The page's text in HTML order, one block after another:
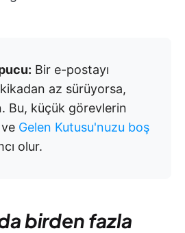
Bir e-postayı
az sürüyorsa,
Bu, küçük görevlerin
Gelen Kutusu'nuzu boş
olur.
birden fazla